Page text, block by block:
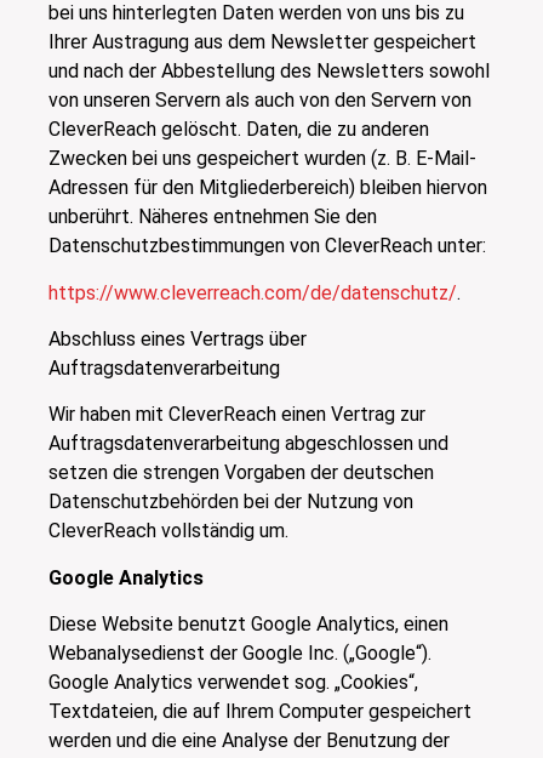
bei uns hinterlegten Daten werden von uns bis zu
Ihrer Austragung aus dem Newsletter gespeichert
und nach der Abbestellung des Newsletters sowohl
von unseren Servern als auch von den Servern von
CleverReach gelöscht. Daten, die zu anderen
Zwecken bei uns gespeichert wurden (z. B. E-Mail-
Adressen für den Mitgliederbereich) bleiben hiervon
unberührt. Näheres entnehmen Sie den
Datenschutzbestimmungen von CleverReach unter:
https://www.cleverreach.com/de/datenschutz/.
Abschluss eines Vertrags über
Auftragsdatenverarbeitung
Wir haben mit CleverReach einen Vertrag zur
Auftragsdatenverarbeitung abgeschlossen und
setzen die strengen Vorgaben der deutschen
Datenschutzbehörden bei der Nutzung von
CleverReach vollständig um.
Google Analytics
Diese Website benutzt Google Analytics, einen
Webanalysedienst der Google Inc. („Google“).
Google Analytics verwendet sog. „Cookies“,
Textdateien, die auf Ihrem Computer gespeichert
werden und die eine Analyse der Benutzung der